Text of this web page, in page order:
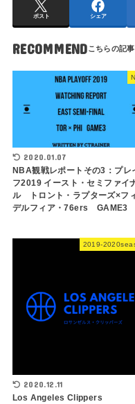
ポスト シェア
RECOMMEND
2020.01.07
NBA観戦レポートその3：プレ
フ2019 イースト・セミファイ
ル トロント・ラプターズ×フ
デルフィア・76ers GAME3
2019-
2020.12.11
Los Angeles Clippers